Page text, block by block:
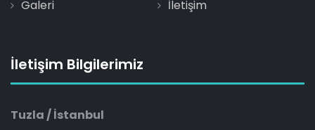
Galeri
İletişim
İletişim Bilgilerimiz
Tuzla / İstanbul